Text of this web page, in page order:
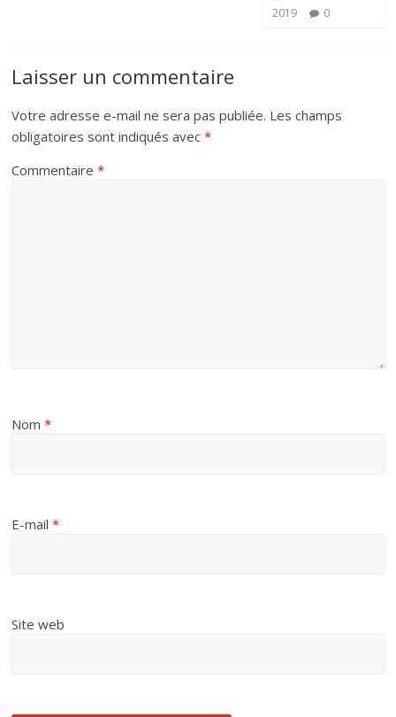
2019
0
Laisser un commentaire
Votre adresse e-mail ne sera pas publiée. Les champs
obligatoires sont indiqués avec*
Commentaire*
Nom*
E-mail*
Site web